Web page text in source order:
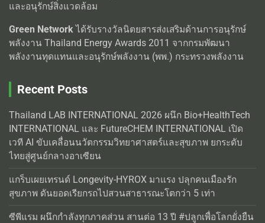
และอนุรักษ์สิ่งแวดล้อม
Green Networkได้รับรางวัลนิตยสารส่งเสริมด้านการอนุรักษ์
พลังงาน Thailand Energy Awards 2011 จากกรมพัฒนา
พลังงานทุดแทนและอนุรักษ์พลังงาน (พพ.) กระทรวงพลังงาน
Recent Posts
Thailand LAB INTERNATIONAL 2026 ผนึก Bio+HealthTech
INTERNATIONAL และ FutureCHEM INTERNATIONAL เปิด
เวที AI ขับเคลื่อนนวัตกรรมวิทยาศาสตร์และสุขภาพ ยกระดับ
ไทยสู่ศูนย์กลางอาเซียน
แกร็บเผยเทรนด์ Longevity-HYROX มาแรง ปลุกคนเมืองรัก
สุขภาพ ดันยอดเรียกรถไปสวนสาธารณะโตกว่า 5 เท่า
ซีพีแรม ผนึกกำลังทุกภาคส่วน สานต่อ 13 ปี #ปลูกเพื่อโลกยั่งยืน